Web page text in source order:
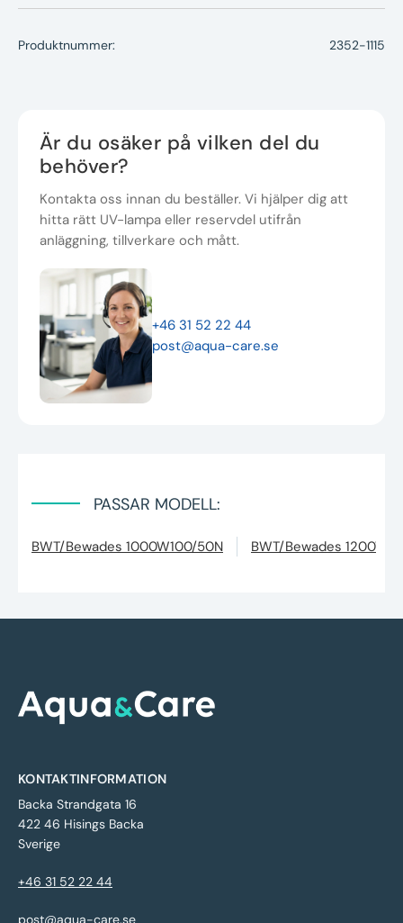
Produktnummer: 2352-1115
Är du osäker på vilken del du
behöver?
Kontakta oss innan du beställer. Vi hjälper dig att
hitta rätt UV-lampa eller reservdel utifrån
anläggning, tillverkare och mått.
+46 31 52 22 44
post@aqua-care.se
PASSAR MODELL:
BWT/Bewades 1000W100/50N BWT/Bewades
KONTAKTINFORMATION
Backa Strandgata 16
422 46 Hisings Backa
Sverige
+46 31 52 22 44
post@aqua-care.se